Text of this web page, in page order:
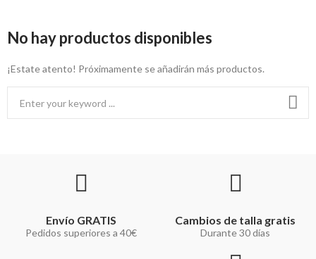
No hay productos disponibles
¡Estate atento! Próximamente se añadirán más productos.
Envío GRATIS
Pedidos superiores a 40€
Cambios de talla gratis
Durante 30 días